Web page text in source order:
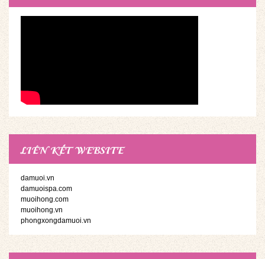
LIÊN KẾT WEBSITE
damuoi.vn
damuoispa.com
muoihong.com
muoihong.vn
phongxongdamuoi.vn